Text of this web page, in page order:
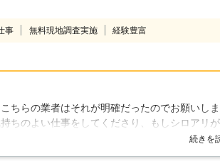
良いのか分からず困っている方にも安心してお
査も無料で行っておりますので、「本当にシロ
の方はまずご相談ください！ 【ハウスクリーニ
つことが何よりです。私達はハウスクリーニン
りますので、お気軽にお申し付けください。
事 無料現地調査実施 経験豊富
ちらの業者はそれが明確だったのでお願いしま
ちのよい仕事をしてくださり、もしシロアリ
たりましても説明が分かりやすかったのであり
続きを